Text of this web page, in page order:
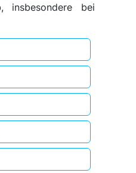
insbesondere bei